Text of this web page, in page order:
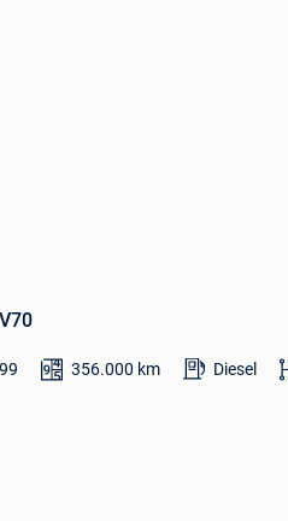
356.000 km Diesel